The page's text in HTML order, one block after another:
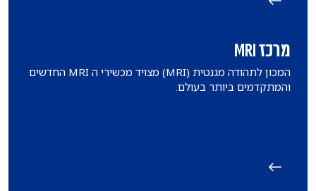
מרכז MRI
המכון לתהודה מגנטית (MRI) מצויד מכשירי ה MRI החדשים
והמתקדמים ביותר בעולם.